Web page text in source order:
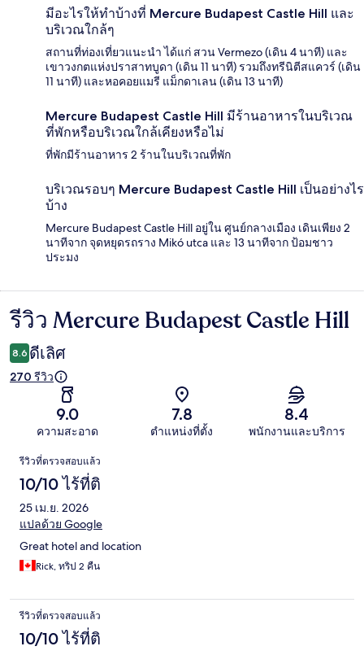
มีอะไรให้ทำบ้างที่ Mercure Budapest Castle Hill และ
บริเวณใกล้ๆ
สถานที่ท่องเที่ยวแนะนำ ได้แก่ สวน Vermezo (เดิน 4 นาที) และ
เขาวงกตแห่งปราสาทบูดา (เดิน 11 นาที) รวมถึงทรีนิตีสแควร์ (เดิน
11 นาที) และหอคอยแมรี แม็กดาเลน (เดิน 13 นาที)
Mercure Budapest Castle Hill มีร้านอาหารในบริเวณ
ที่พักหรือบริเวณใกล้เคียงหรือไม่
ที่พักมีร้านอาหาร 2 ร้านในบริเวณที่พัก
บริเวณรอบๆ Mercure Budapest Castle Hill เป็นอย่างไร
บ้าง
Mercure Budapest Castle Hill อยู่ใน ศูนย์กลางเมือง เดินเพียง 2
นาทีจาก จุดหยุดรถราง Mikó utca และ 13 นาทีจาก ป้อมชาว
ประมง
รีวิว
รีวิว Mercure Budapest Castle Hill
8.6 ดีเลิศ
270 รีวิว
9.0
ความสะอาด
7.8
ตำแหน่งที่ตั้ง
8.4
พนักงานและบริการ
รีวิว
รีวิวที่ตรวจสอบแล้ว
10/10 ไร้ที่ติ
25 เม.ย. 2026
แปลด้วย Google
Great hotel and location
Rick, ทริป 2 คืน
รีวิวที่ตรวจสอบแล้ว
10/10 ไร้ที่ติ